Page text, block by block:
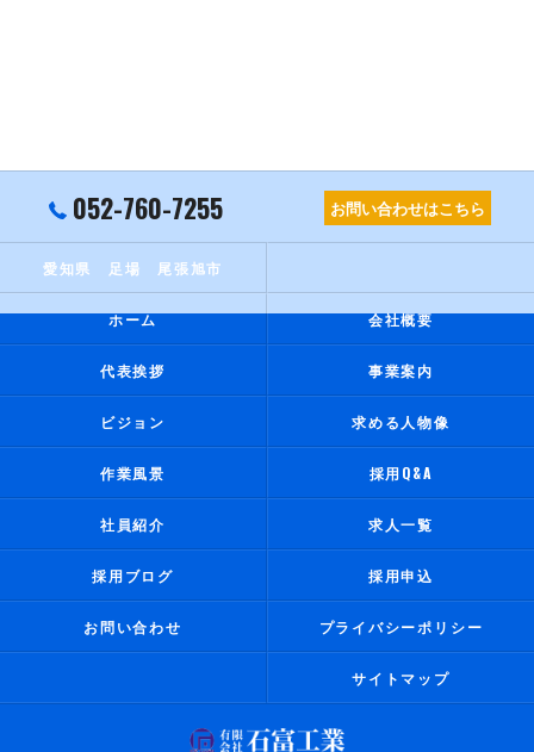
052-760-7255 お問い合わせはこちら
愛知県 足場 尾張旭市
ホーム 会社概要
代表挨拶 事業案内
ビジョン 求める人物像
作業風景 採用Q&A
社員紹介 求人一覧
採用ブログ 採用申込
お問い合わせ プライバシーポリシー
サイトマップ